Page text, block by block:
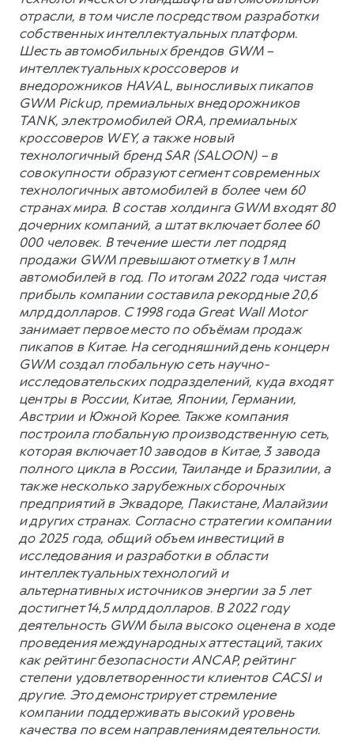
отрасли, в том числе посредством разработки
собственных интеллектуальных платформ.
Шесть автомобильных брендов GWM –
интеллектуальных кроссоверов и
внедорожников HAVAL, выносливых пикапов
GWM Pickup, премиальных внедорожников
TANK, электромобилей ORA, премиальных
кроссоверов WEY, а также новый
технологичный бренд SAR (SALOON) – в
совокупности образуют сегмент современных
технологичных автомобилей в более чем 60
странах мира. В состав холдинга GWM входят 80
дочерних компаний, а штат включает более 60
000 человек. В течение шести лет подряд
продажи GWM превышают отметку в 1 млн
автомобилей в год. По итогам 2022 года чистая
прибыль компании составила рекордные 20,6
млрд долларов. С 1998 года Great Wall Motor
занимает первое место по объёмам продаж
пикапов в Китае. На сегодняшний день концерн
GWM создал глобальную сеть научно-
исследовательских подразделений, куда входят
центры в России, Китае, Японии, Германии,
Австрии и Южной Корее. Также компания
построила глобальную производственную сеть,
которая включает 10 заводов в Китае, 3 завода
полного цикла в России, Таиланде и Бразилии, а
также несколько зарубежных сборочных
предприятий в Эквадоре, Пакистане, Малайзии
и других странах. Согласно стратегии компании
до 2025 года, общий объем инвестиций в
исследования и разработки в области
интеллектуальных технологий и
альтернативных источников энергии за 5 лет
достигнет 14,5 млрд долларов. В 2022 году
деятельность GWM была высоко оценена в ходе
проведения международных аттестаций, таких
как рейтинг безопасности ANCAP, рейтинг
степени удовлетворенности клиентов CACSI и
другие. Это демонстрирует стремление
компании поддерживать высокий уровень
качества по всем направлениям деятельности.